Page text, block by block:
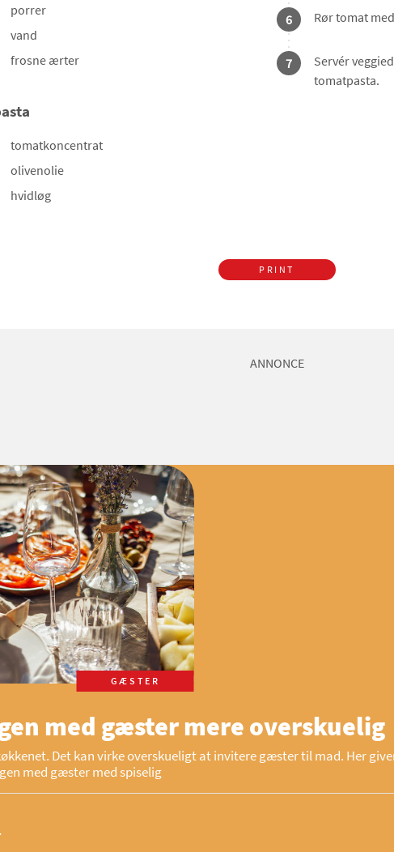
porrer
vand
frosne ærter
tomatkoncentrat
olivenolie
hvidløg
6 Rør tomat
7
Servér
tomatpasta.
PRINT
ANNONCE
GÆSTER
med gæster mere overskuelig
Det kan virke overskueligt at invitere gæster til mad. Her
med gæster med spiselig